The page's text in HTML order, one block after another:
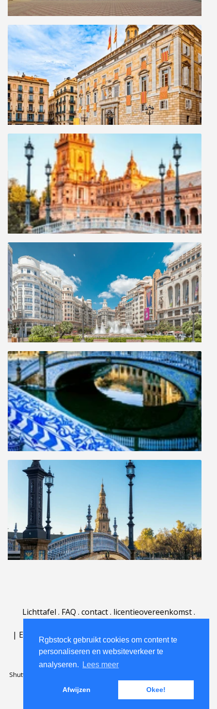
Rgbstock gebruikt cookies om content te
personaliseren en websiteverkeer te
analyseren.
Lees meer
Afwijzen Okee!
Lichttafel . FAQ . contact. licentieovereenkomst.
| English | Deutsch Español | Português
Nederlands|
Shutterstock official partner of Rgbstock
Rgbstock